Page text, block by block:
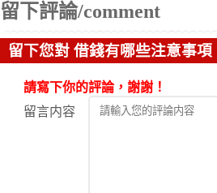
留下評論/comment
留下您對 借錢有哪些注意事項
請寫下你的評論，謝謝！
留言内容